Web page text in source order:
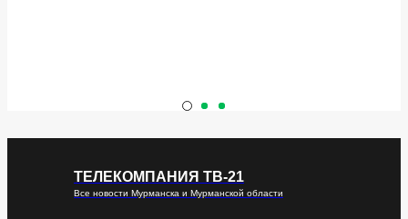
ТЕЛЕКОМПАНИЯ ТВ-21
Все новости Мурманска и Мурманской области